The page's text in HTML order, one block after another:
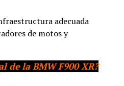
adecuada
de motos y
de la BMW F900 XR?